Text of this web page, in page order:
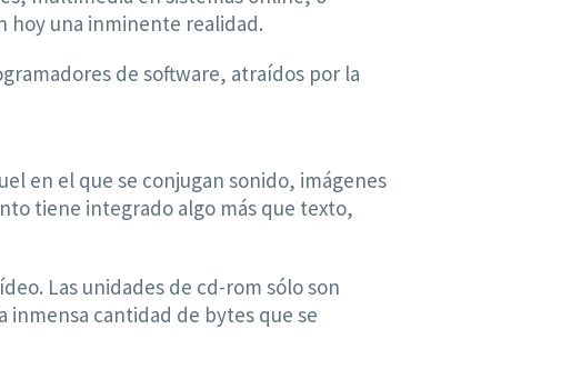
hoy una inminente realidad.
de software, atraídos por la
en el que se conjugan sonido, imágenes
tiene integrado algo más que texto,
Las unidades de cd-rom sólo son
cantidad de bytes que se